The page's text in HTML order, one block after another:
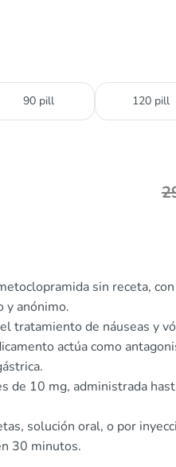
90 pill 120 pill
sin receta,
y anónimo.
tratamiento de náuseas y
actúa como
de 10 mg, administrada
solución oral, o por
30 minutos.